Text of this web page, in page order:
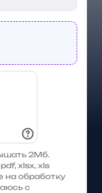
на обработку
с
2Мб.
xlsx, xls